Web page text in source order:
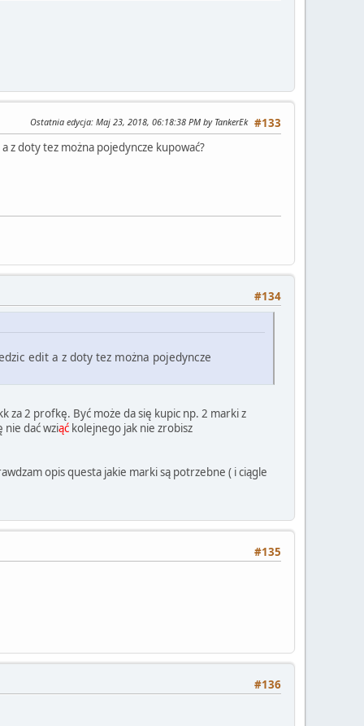
#133
Ostatnia edycja: Maj 23, 2018, 06:18:38 PM by TankerEk
z doty tez można pojedyncze kupować?
#134
edit a z doty tez można pojedyncze
za 2 profkę. Być może da się kupic np. 2 marki z
nie dać wziąć kolejnego jak nie zrobisz
opis questa jakie marki są potrzebne ( i ciągle
#135
#136